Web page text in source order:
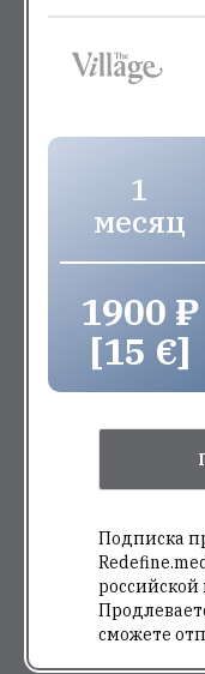
1
месяц
1900 ₽
[15 €]
Подписка
сможете